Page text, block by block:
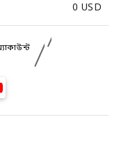
0 USD